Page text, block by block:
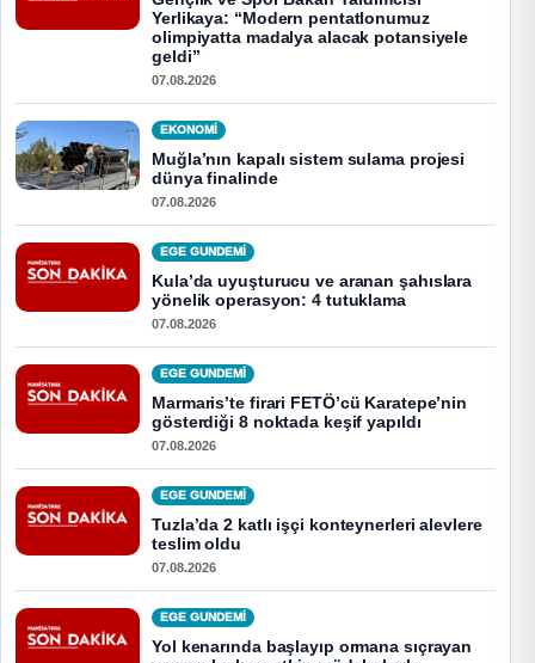
Yerlikaya: “Modern pentatlonumuz
olimpiyatta madalya alacak potansiyele
geldi”
07.08.2026
EKONOMI
Muğla’nın kapalı sistem sulama projesi
dünya finalinde
07.08.2026
EGE GUNDEMİ
Kula’da uyuşturucu ve aranan şahıslara
yönelik operasyon: 4 tutuklama
07.08.2026
EGE GUNDEMİ
Marmaris’te firari FETÖ’cü Karatepe’nin
gösterdiği 8 noktada keşif yapıldı
07.08.2026
EGE GUNDEMİ
Tuzla’da 2 katlı işçi konteynerleri alevlere
teslim oldu
07.08.2026
EGE GUNDEMİ
Yol kenarında başlayıp ormana sıçrayan